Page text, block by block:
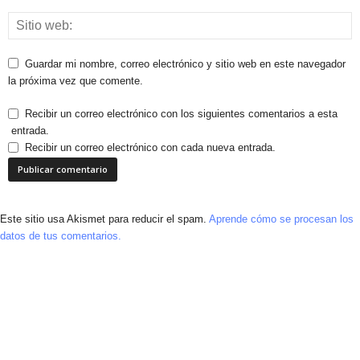
Guardar mi nombre, correo electrónico y sitio web en este navegador
la próxima vez que comente.
Recibir un correo electrónico con los siguientes comentarios a esta
entrada.
Recibir un correo electrónico con cada nueva entrada.
Este sitio usa Akismet para reducir el spam. Aprende cómo se procesan los
datos de tus comentarios.